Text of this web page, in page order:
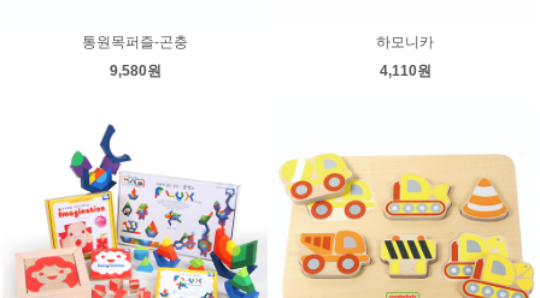
통원목퍼즐-곤충
9,580원
하모니카
4,110원